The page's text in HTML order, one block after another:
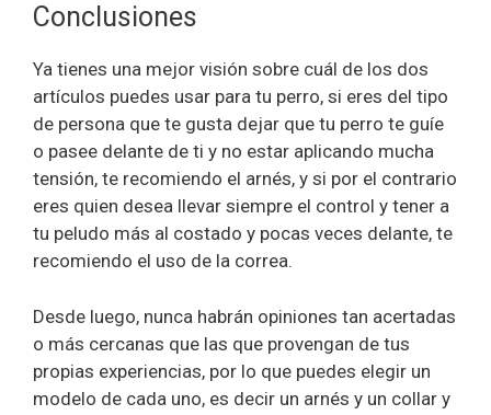
Conclusiones
Ya tienes una mejor visión sobre cuál de los dos
artículos puedes usar para tu perro, si eres del tipo
de persona que te gusta dejar que tu perro te guíe
o pasee delante de ti y no estar aplicando mucha
tensión, te recomiendo el arnés, y si por el contrario
eres quien desea llevar siempre el control y tener a
tu peludo más al costado y pocas veces delante, te
recomiendo el uso de la correa.
Desde luego, nunca habrán opiniones tan acertadas
o más cercanas que las que provengan de tus
propias experiencias, por lo que puedes elegir un
modelo de cada uno, es decir un arnés y un collar y